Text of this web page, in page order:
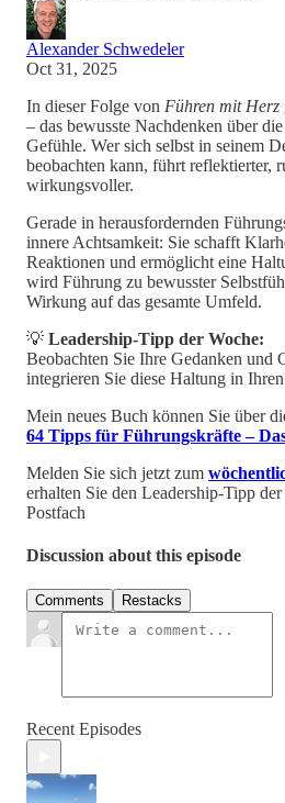
Alexander Schwedeler
Oct 31, 2025
In dieser Folge von Führen mit Herz
– das bewusste Nachdenken über
Gefühle. Wer sich selbst in seinem
beobachten kann, führt reflektierter,
wirkungsvoller.
Gerade in herausfordernden
innere Achtsamkeit: Sie schafft
Reaktionen und ermöglicht eine
wird Führung zu bewusster
Wirkung auf das gesamte Umfeld.
💡 Leadership-Tipp der Woche:
Beobachten Sie Ihre Gedanken und
integrieren Sie diese Haltung in
Mein neues Buch können Sie über
64 Tipps für Führungskräfte –
Melden Sie sich jetzt zum
erhalten Sie den Leadership-Tipp
Postfach
Discussion about this episode
Comments Restacks
Recent Episodes